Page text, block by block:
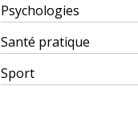
Psychologies
Santé pratique
Sport